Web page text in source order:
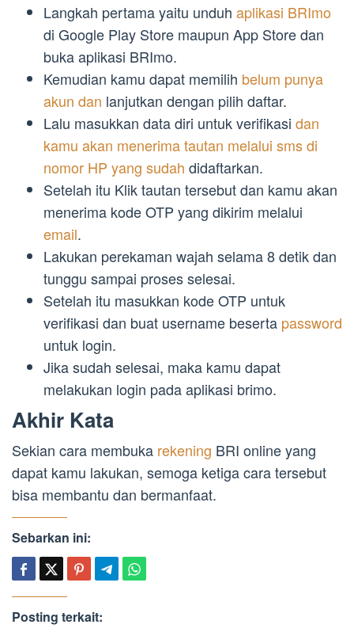
Langkah pertama yaitu unduh aplikasi BRImo
di Google Play Store maupun App Store dan
buka aplikasi BRImo.
Kemudian kamu dapat memilih belum punya
akun dan lanjutkan dengan pilih daftar.
Lalu masukkan data diri untuk verifikasi dan
kamu akan menerima tautan melalui sms di
nomor HP yang sudah didaftarkan.
Setelah itu Klik tautan tersebut dan kamu akan
menerima kode OTP yang dikirim melalui
email.
Lakukan perekaman wajah selama 8 detik dan
tunggu sampai proses selesai.
Setelah itu masukkan kode OTP untuk
verifikasi dan buat username beserta password
untuk login.
Jika sudah selesai, maka kamu dapat
melakukan login pada aplikasi brimo.
Akhir Kata
Sekian cara membuka rekening BRI online yang
dapat kamu lakukan, semoga ketiga cara tersebut
bisa membantu dan bermanfaat.
Sebarkan ini:
Posting terkait: